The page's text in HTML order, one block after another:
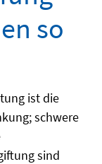
so
ist die
schwere
sind